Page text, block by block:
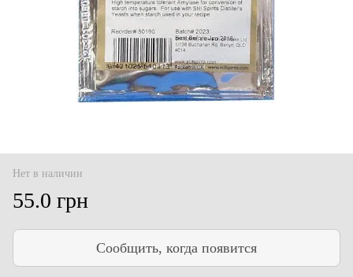
Нет в наличии
55.0 грн
Сообщить, когда появится